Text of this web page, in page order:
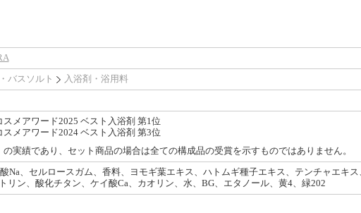
バスソルト
入浴剤・浴用料
スメアワード2025 ベスト入浴剤 第1位
スメアワード2024 ベスト入浴剤 第3位
実績であり、セット商品の場合は全ての構成品の受賞を示すものではありません。
Na、セルロースガム、香料、ヨモギ葉エキス、ハトムギ種子エキス、テンチャエキ
リン、酸化チタン、ケイ酸Ca、カオリン、水、BG、エタノール、黄4、緑202